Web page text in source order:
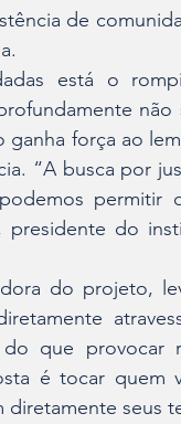
de
está o
força ao
“A busca por
permitir
presidente do
do projeto,
do que
é tocar quem
seus